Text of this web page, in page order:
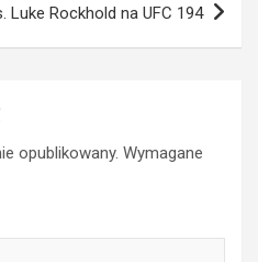
Luke Rockhold na UFC 194
opublikowany. Wymagane